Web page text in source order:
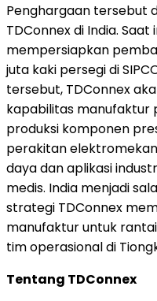
Penghargaan tersebut
TDConnex di India.
mempersiapkan
juta kaki persegi di
tersebut, TDConnex
kapabilitas manufaktur
produksi komponen
perakitan
daya dan aplikasi
medis. India menjadi
strategi TDConnex
manufaktur untuk
tim operasional di
Tentang TDConnex